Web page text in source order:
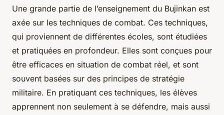
Une grande partie de l’enseignement du Bujinkan est
axée sur les techniques de combat. Ces techniques,
qui proviennent de différentes écoles, sont étudiées
et pratiquées en profondeur. Elles sont conçues pour
être efficaces en situation de combat réel, et sont
souvent basées sur des principes de stratégie
militaire. En pratiquant ces techniques, les élèves
apprennent non seulement à se défendre, mais aussi